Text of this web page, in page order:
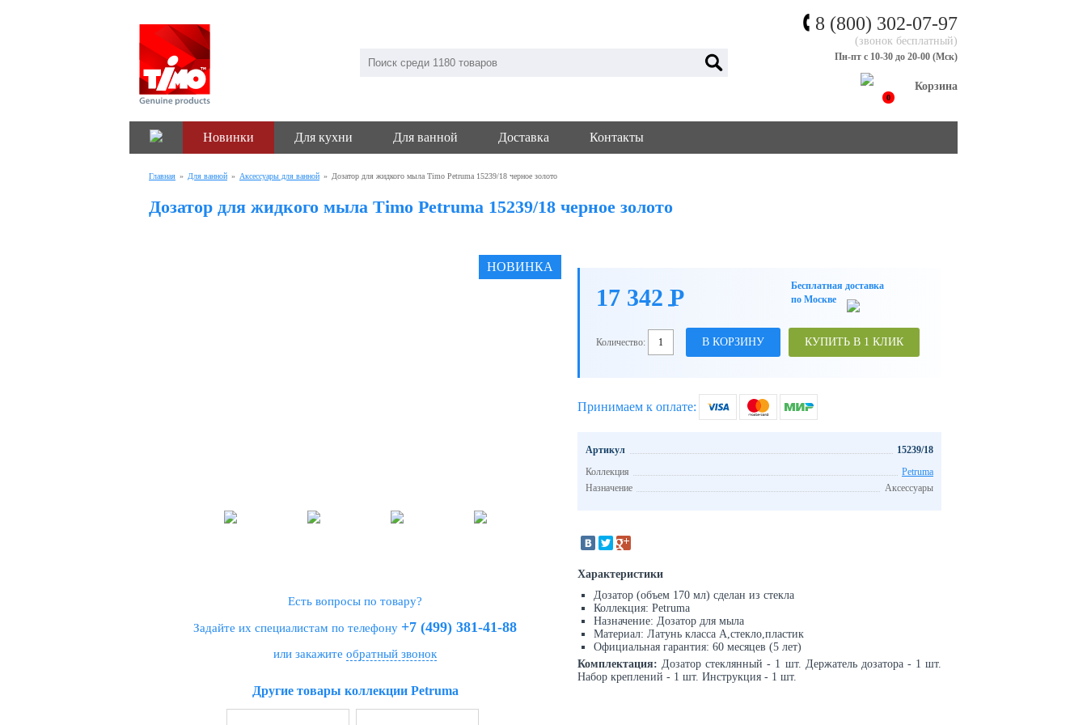
8 (800) 302-07-97
(звонок бесплатный)
Пн-пт с 10-30 до 20-00 (Мск)
0
Корзина
Новинки Для кухни Для ванной Доставка Контакты
Главная » Для ванной » Аксессуары для ванной » Дозатор для жидкого мыла Timo Petruma 15239/18 черное золото
Дозатор для жидкого мыла Timo Petruma 15239/18 черное золото
НОВИНКА
Есть вопросы по товару?
Задайте их специалистам по телефону +7 (499) 381-41-88
или закажите обратный звонок
Другие товары коллекции Petruma
17 342P
-
Количество: В КОРЗИНУ КУПИТЬ В 1 КЛИК
Бесплатная доставка
по Москве
Принимаем к оплате:
Артикул
15239/18
Коллекция
Petruma
Назначение
Аксессуары
Характеристики
Дозатор (объем 170 мл) сделан из стекла
Коллекция: Petruma
Назначение: Дозатор для мыла
Материал: Латунь класса А,стекло,пластик
Официальная гарантия: 60 месяцев (5 лет)
Комплектация: Дозатор стеклянный - 1 шт. Держатель дозатора - 1 шт.
Набор креплений - 1 шт. Инструкция - 1 шт.